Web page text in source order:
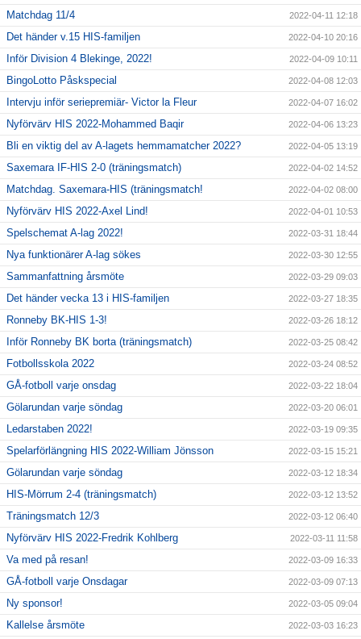
Matchdag 11/4 2022-04-11 12:18
Det händer v.15 HIS-familjen 2022-04-10 20:16
Inför Division 4 Blekinge, 2022! 2022-04-09 10:11
BingoLotto Påskspecial 2022-04-08 12:03
Intervju inför seriepremiär- Victor la Fleur 2022-04-07 16:02
Nyförvärv HIS 2022-Mohammed Baqir 2022-04-06 13:23
Bli en viktig del av A-lagets hemmamatcher 2022? 2022-04-05 13:19
Saxemara IF-HIS 2-0 (träningsmatch) 2022-04-02 14:52
Matchdag. Saxemara-HIS (träningsmatch! 2022-04-02 08:00
Nyförvärv HIS 2022-Axel Lind! 2022-04-01 10:53
Spelschemat A-lag 2022! 2022-03-31 18:44
Nya funktionärer A-lag sökes 2022-03-30 12:55
Sammanfattning årsmöte 2022-03-29 09:03
Det händer vecka 13 i HIS-familjen 2022-03-27 18:35
Ronneby BK-HIS 1-3! 2022-03-26 18:12
Inför Ronneby BK borta (träningsmatch) 2022-03-25 08:42
Fotbollsskola 2022 2022-03-24 08:52
GÅ-fotboll varje onsdag 2022-03-22 18:04
Gölarundan varje söndag 2022-03-20 06:01
Ledarstaben 2022! 2022-03-19 09:35
Spelarförlängning HIS 2022-William Jönsson 2022-03-15 15:21
Gölarundan varje söndag 2022-03-12 18:34
HIS-Mörrum 2-4 (träningsmatch) 2022-03-12 13:52
Träningsmatch 12/3 2022-03-12 06:40
Nyförvärv HIS 2022-Fredrik Kohlberg 2022-03-11 11:58
Va med på resan! 2022-03-09 16:33
GÅ-fotboll varje Onsdagar 2022-03-09 07:13
Ny sponsor! 2022-03-05 09:04
Kallelse årsmöte 2022-03-03 16:23